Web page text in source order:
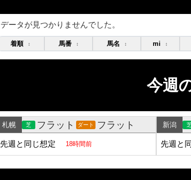
データが見つかりませんでした。
着順 ↕ 馬番 ↕ 馬名 ↕ mi ↕
今週
札幌 芝 フラット ダート フラット
先週と同じ想定 18時間前
新潟
先週と